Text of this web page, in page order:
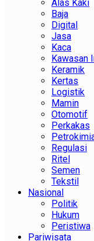
Alas Kaki
Baja
Digital
Jasa
Kaca
Kawasan
Keramik
Kertas
Logistik
Mamin
Otomotif
Perkakas
Regulasi
Ritel
Semen
Tekstil
Nasional
Politik
Hukum
Peristiwa
Pariwisata